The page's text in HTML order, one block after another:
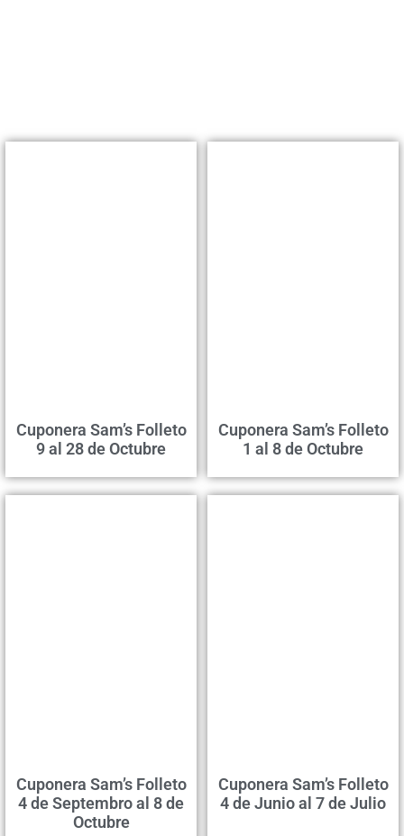
Cuponera Sam’s Folleto
9 al 28 de Octubre
Cuponera Sam’s Folleto
1 al 8 de Octubre
Cuponera Sam’s Folleto
4 de Septembro al 8 de
Octubre
Cuponera Sam’s Folleto
4 de Junio al 7 de Julio